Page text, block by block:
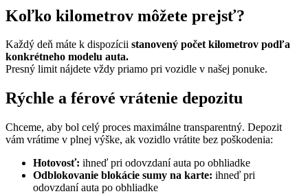
Koľko kilometrov môžete prejsť?
Každý deň máte k dispozícii stanovený počet kilometrov podľa
konkrétneho modelu auta.
Presný limit nájdete vždy priamo pri vozidle v našej ponuke.
Rýchle a férové vrátenie depozitu
Chceme, aby bol celý proces maximálne transparentný. Depozit
vám vrátime v plnej výške, ak vozidlo vrátite bez poškodenia:
Hotovosť: ihneď pri odovzdaní auta po obhliadke
Odblokovanie blokácie sumy na karte: ihneď pri
odovzdaní auta po obhliadke